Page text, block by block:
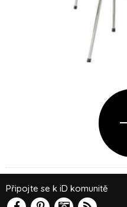
Připojte se k iD komunitě